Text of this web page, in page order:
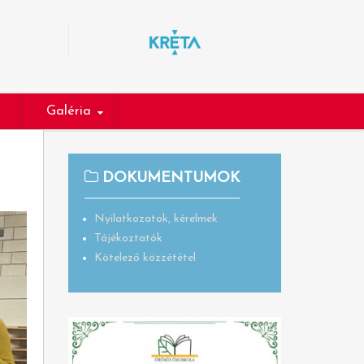
Galéria
DOKUMENTUMOK
Nyilatkozatok, kérelmek
Tájékoztatók
Kötelező közzététel